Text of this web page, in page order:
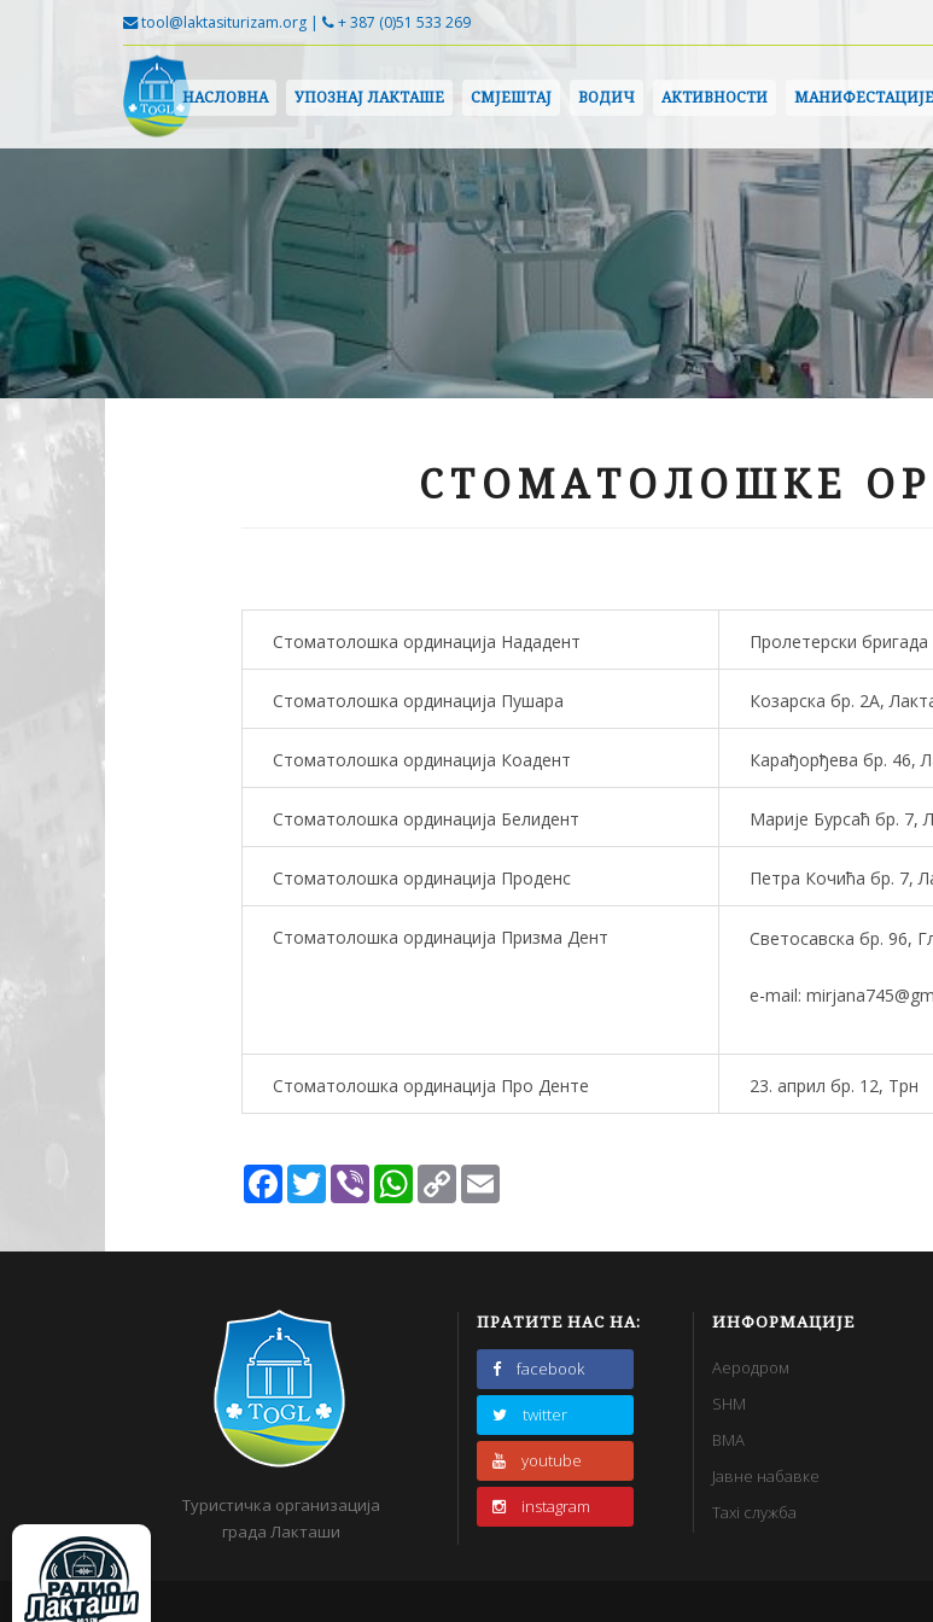
tool@laktasiturizam.org | + 387 (0)51 533 269
НАСЛОВНА УПОЗНАЈ ЛАКТАШЕ СМЈЕШТАЈ ВОДИЧ АКТИВНОСТИ МАНИФЕСТАЦИЈЕ
СТОМАТОЛОШКЕ
Стоматолошка ординација Нададент Пролетерски
Стоматолошка ординација Пушара Козарска бр. 2А,
Стоматолошка ординација Коадент Карађорђева бр. 46,
Стоматолошка ординација Белидент Марије Бурсаћ бр. 7,
Стоматолошка ординација Проденс Петра Кочића бр. 7,
Стоматолошка ординација Призма Дент Светосавска бр. 96,
e-mail:
Стоматолошка ординација Про Денте 23. април бр. 12, Трн
Facebook
TwitterViber WhatsApp
Copy
Link
Email
Туристичка организација
града Лакташи
ПРАТИТЕ НАС НА:
facebook
twitter
youtube
instagram
ИНФОРМАЦИЈЕ
Аеродром
SHM
BMA
Јавне набавке
Taxi служба